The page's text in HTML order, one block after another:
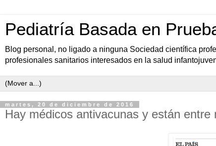
Pediatría Basada en
Blog personal, no ligado a ninguna Sociedad científica
profesionales sanitarios interesados en la salud
martes, 20 de diciembre de 2016
Hay médicos antivacunas y están entre